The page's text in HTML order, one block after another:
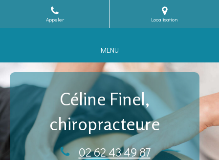
Appeler Localisation
MENU
Céline Finel,
chiropracteure
02 62 43 49 87